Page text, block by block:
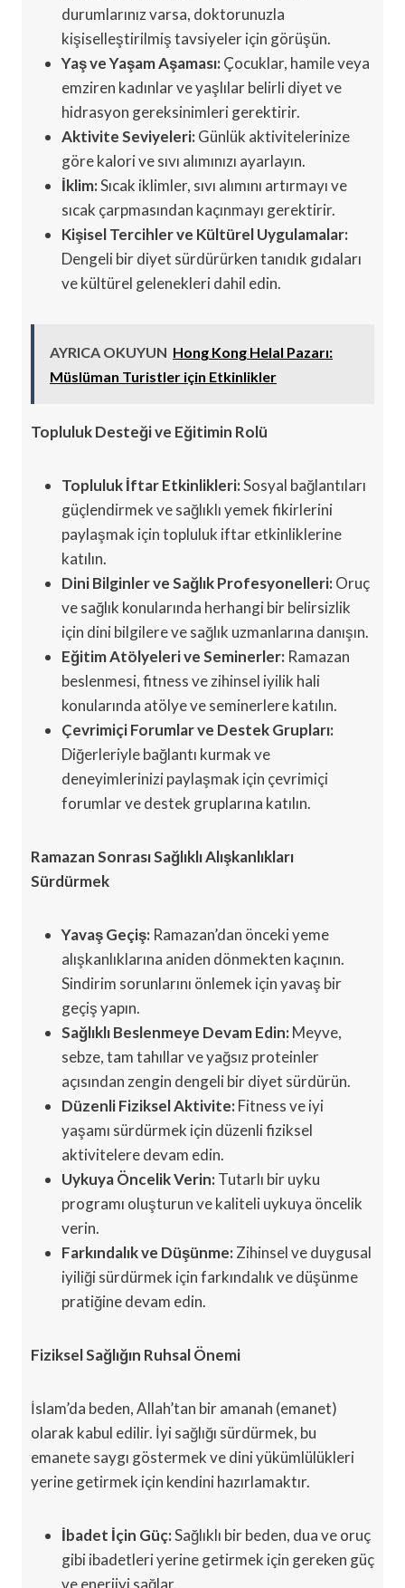
durumlarınız varsa, doktorunuzla
kişiselleştirilmiş tavsiyeler için görüşün.
Yaş ve Yaşam Aşaması:Çocuklar, hamile veya
emziren kadınlar ve yaşlılar belirli diyet ve
hidrasyon gereksinimleri gerektirir.
Aktivite Seviyeleri:Günlük aktivitelerinize
göre kalori ve sıvı alımınızı ayarlayın.
İklim:Sıcak iklimler, sıvı alımını artırmayı ve
sıcak çarpmasından kaçınmayı gerektirir.
Kişisel Tercihler ve Kültürel Uygulamalar:
Dengeli bir diyet sürdürürken tanıdık gıdaları
ve kültürel gelenekleri dahil edin.
AYRICA OKUYUN Hong Kong Helal Pazarı:
Müslüman Turistler için Etkinlikler
Topluluk Desteği ve Eğitimin Rolü
Topluluk İftar Etkinlikleri:Sosyal bağlantıları
güçlendirmek ve sağlıklı yemek fikirlerini
paylaşmak için topluluk iftar etkinliklerine
katılın.
Dini Bilginler ve Sağlık Profesyonelleri:Oruç
ve sağlık konularında herhangi bir belirsizlik
için dini bilgilere ve sağlık uzmanlarına danışın.
Eğitim Atölyeleri ve Seminerler: Ramazan
beslenmesi, fitness ve zihinsel iyilik hali
konularında atölye ve seminerlere katılın.
Çevrimiçi Forumlar ve Destek Grupları:
Diğerleriyle bağlantı kurmak ve
deneyimlerinizi paylaşmak için çevrimiçi
forumlar ve destek gruplarına katılın.
Ramazan Sonrası Sağlıklı Alışkanlıkları
Sürdürmek
Yavaş Geçiş: Ramazan’dan önceki yeme
alışkanlıklarına aniden dönmekten kaçının.
Sindirim sorunlarını önlemek için yavaş bir
geçiş yapın.
Sağlıklı Beslenmeye Devam Edin:Meyve,
sebze, tam tahıllar ve yağsız proteinler
açısından zengin dengeli bir diyet sürdürün.
Düzenli Fiziksel Aktivite:Fitness ve iyi
yaşamı sürdürmek için düzenli fiziksel
aktivitelere devam edin.
Uykuya Öncelik Verin:Tutarlı bir uyku
programı oluşturun ve kaliteli uykuya öncelik
verin.
Farkındalık ve Düşünme:Zihinsel ve duygusal
iyiliği sürdürmek için farkındalık ve düşünme
pratiğine devam edin.
Fiziksel Sağlığın Ruhsal Önemi
İslam’da beden, Allah’tan bir amanah (emanet)
olarak kabul edilir. İyi sağlığı sürdürmek, bu
emanete saygı göstermek ve dini yükümlülükleri
yerine getirmek için kendini hazırlamaktır.
İbadet İçin Güç:Sağlıklı bir beden, dua ve oruç
gibi ibadetleri yerine getirmek için gereken güç
ve enerjiyi sağlar.